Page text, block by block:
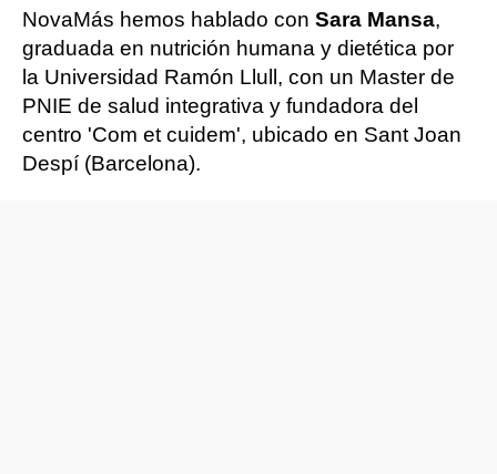
NovaMás hemos hablado con Sara Mansa,
graduada en nutrición humana y dietética por
la Universidad Ramón Llull, con un Master de
PNIE de salud integrativa y fundadora del
centro 'Com et cuidem', ubicado en Sant Joan
Despí (Barcelona).